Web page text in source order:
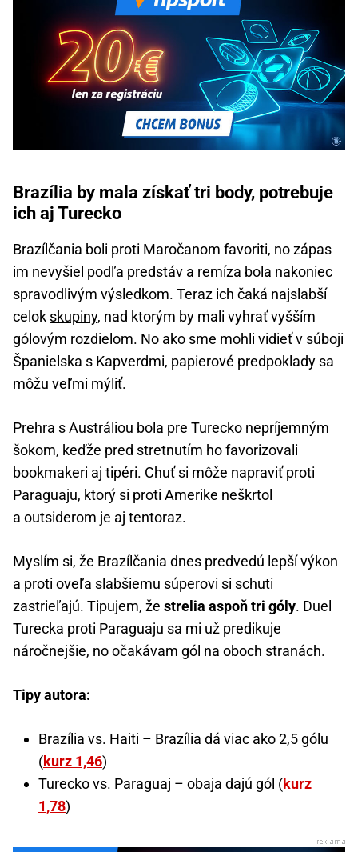
Brazília by mala získať tri body, potrebuje
ich aj Turecko
Brazílčania boli proti Maročanom favoriti, no zápas
im nevyšiel podľa predstáv a remíza bola nakoniec
spravodlivým výsledkom. Teraz ich čaká najslabší
celok skupiny, nad ktorým by mali vyhrať vyšším
gólovým rozdielom. No ako sme mohli vidieť v súboji
Španielska s Kapverdmi, papierové predpoklady sa
môžu veľmi mýliť.
Prehra s Austráliou bola pre Turecko nepríjemným
šokom, keďže pred stretnutím ho favorizovali
bookmakeri aj tipéri. Chuť si môže napraviť proti
Paraguaju, ktorý si proti Amerike neškrtol
a outsiderom je aj tentoraz.
Myslím si, že Brazílčania dnes predvedú lepší výkon
a proti oveľa slabšiemu súperovi si schuti
zastrieľajú. Tipujem, že strelia aspoň tri góly. Duel
Turecka proti Paraguaju sa mi už predikuje
náročnejšie, no očakávam gól na oboch stranách.
Tipy autora:
Brazília vs. Haiti – Brazília dá viac ako 2,5 gólu
(kurz 1,46)
Turecko vs. Paraguaj – obaja dajú gól (kurz
1,78)